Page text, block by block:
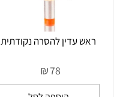
ראש עדין להסרה נקודתית
₪78